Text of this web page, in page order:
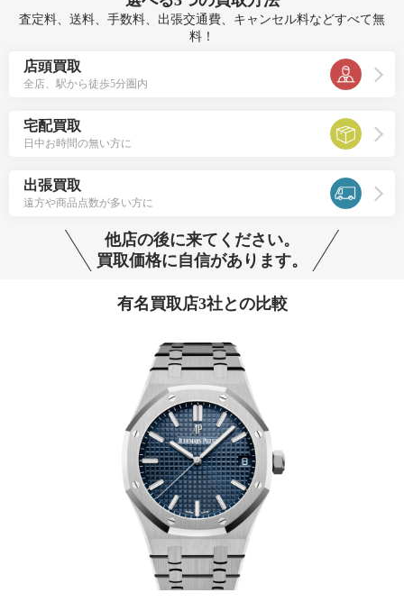
査定料、送料、手数料、出張交通費、キャンセル料などすべて無
料！
店頭買取
全店、駅から徒歩5分圏内
宅配買取
日中お時間の無い方に
出張買取
遠方や商品点数が多い方に
他店の後に来てください。
買取価格に自信があります。
有名買取店3社との比較